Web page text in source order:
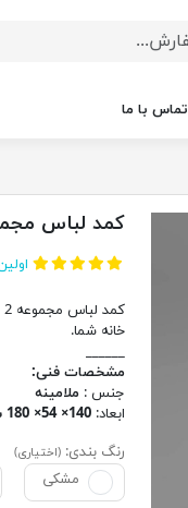
تماس با ما
کمد لباس مجموعه
خانه شما.
______
مشخصات فنی:
جنس : ملامینه
ابعاد: 140× 54× 180 سانتیمتر
رنگ بندی: (اختیاری)
مشکی